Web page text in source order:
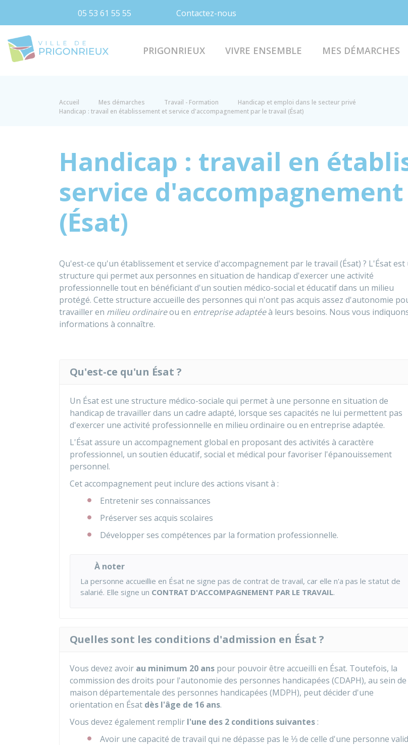
05 53 61 55 55 Contactez-nous
PRIGONRIEUX VIVRE ENSEMBLE MES DÉMARCHES
Accueil Mes démarches Travail - Formation
Handicap et emploi dans le secteur privé
Handicap : travail en établissement et service d'accompagnement par le travail (Ésat)
Handicap : travail en
service
(Ésat)
Qu'est-ce qu'un établissement et service d'accompagnement par le travail (Ésat) ? L'Ésat est
structure qui permet aux personnes en situation de handicap d'exercer une activité
professionnelle tout en bénéficiant d'un soutien médico-social et éducatif dans un milieu
protégé. Cette structure accueille des personnes qui n'ont pas acquis assez d'autonomie
travailler en milieu ordinaireou en entreprise adaptéeà leurs besoins. Nous vous
informations à connaître.
Qu'est-ce qu'un Ésat ?
Un Ésat est une structure médico-sociale qui permet à une personne en situation de
handicap de travailler dans un cadre adapté, lorsque ses capacités ne lui permettent pas
d'exercer une activité professionnelle en milieu ordinaire ou en entreprise adaptée.
L'Ésat assure un accompagnement global en proposant des activités à caractère
professionnel, un soutien éducatif, social et médical pour favoriser l'épanouissement
personnel.
Cet accompagnement peut inclure des actions visant à :
Entretenir ses connaissances
Préserver ses acquis scolaires
Développer ses compétences par la formation professionnelle.
À noter
La personne accueillie en Ésat ne signe pas de contrat de travail, car elle n'a pas le statut de
salarié. Elle signe un CONTRAT D'ACCOMPAGNEMENT PAR LE TRAVAIL.
Quelles sont les conditions d'admission en Ésat ?
Vous devez avoir au minimum 20 ans pour pouvoir être accueilli en Ésat. Toutefois, la
commission des droits pour l'autonomie des personnes handicapées (CDAPH), au sein de
maison départementale des personnes handicapées (MDPH), peut décider d'une
orientation en Ésat dès l'âge de 16 ans.
Vous devez également remplir l'une des 2 conditions suivantes :
Avoir une capacité de travail qui ne dépasse pas le ⅓ de celle d'une personne